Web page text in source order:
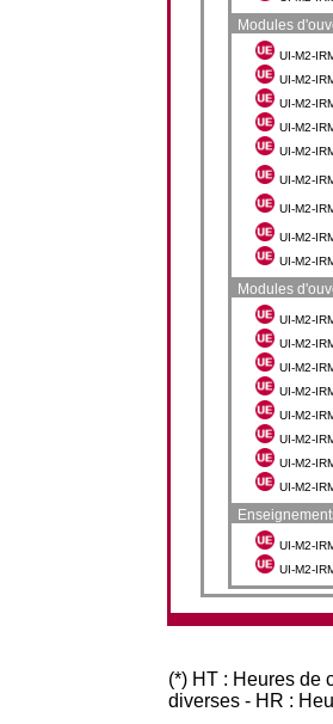
Modules
UI-M2-
UI-M2-
UI-M2-
UI-M2-
UI-M2-
UI-M2-
UI-M2-
UI-M2-
UI-M2-
Modules
UI-M2-
UI-M2-
UI-M2-
UI-M2-
UI-M2-
UI-M2-
UI-M2-
UI-M2-
UI-M2-
UI-M2-
(*) HT : Heures de
diverses - HR :